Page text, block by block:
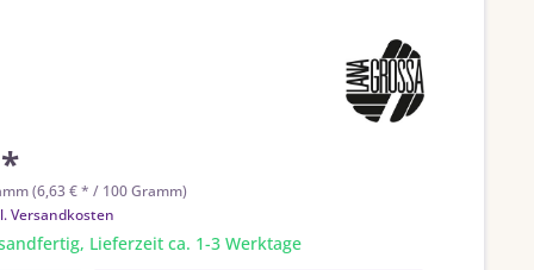
(6,63 € * / 100 Gramm)
Versandkosten
Lieferzeit ca. 1-3 Werktage